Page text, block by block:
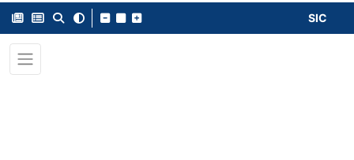
SIC